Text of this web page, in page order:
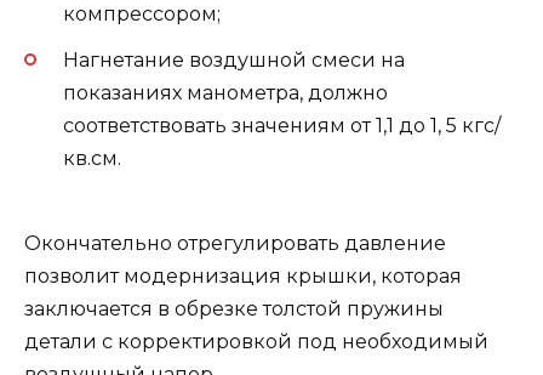
компрессором;
Нагнетание воздушной смеси на
показаниях манометра, должно
соответствовать значениям от 1,1 до 1, 5 кгс/
кв.см.
Окончательно отрегулировать давление
позволит модернизация крышки, которая
заключается в обрезке толстой пружины
детали с корректировкой под необходимый